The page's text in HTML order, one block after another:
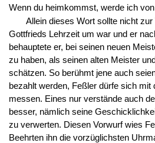
Wenn du heimkommst, werde ich
Allein dieses Wort sollte nicht zur
Gottfrieds Lehrzeit um war und er
behauptete er, bei seinen neuen
zu haben, als seinen alten Meister
schätzen. So berühmt jene auch
bezahlt werden, Feßler dürfe sich mit
messen. Eines nur verstände auch
besser, nämlich seine
zu verwerten. Diesen Vorwurf wies
Beehrten ihn die vorzüglichsten